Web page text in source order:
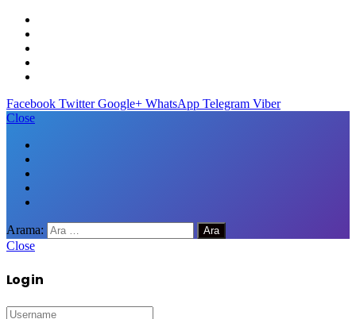
Facebook Twitter Google+ WhatsApp Telegram Viber
Close
Arama:
Close
Log in